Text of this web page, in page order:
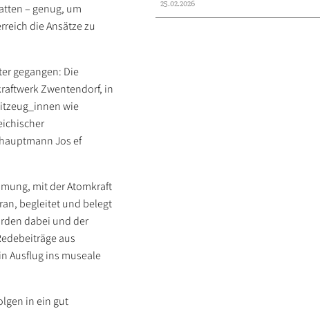
– genug, um
die Ansätze zu
gegangen: Die
Zwentendorf, in
wie
Jos ef
mit der Atomkraft
begleitet und belegt
dabei und der
aus
Ausflug ins museale
in ein gut
25.02.2026